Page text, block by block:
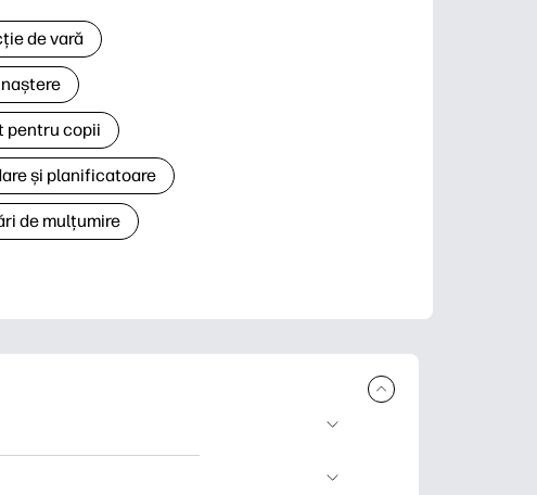
de vară
pentru copii
și planificatoare
de mulțumire